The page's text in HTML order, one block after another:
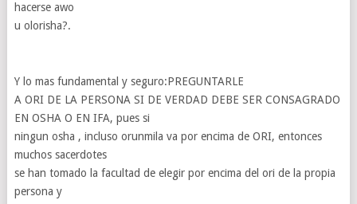
hacerse awo
u olorisha?.
Y lo mas fundamental y seguro:PREGUNTARLE
A ORI DE LA PERSONA SI DE VERDAD DEBE SER CONSAGRADO
EN OSHA O EN IFA, pues si
ningun osha , incluso orunmila va por encima de ORI, entonces
muchos sacerdotes
se han tomado la facultad de elegir por encima del ori de la propia
persona y